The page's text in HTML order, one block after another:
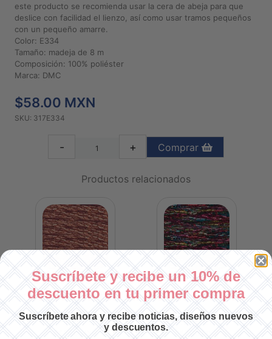
2026
Diseños
Para
este producto se recomienda usar la cera de abeja para que
deslice con facilidad el lienzo, así como usar tramos pequeños
con un pequeño amarre.
Color: E334
Tamaño: madeja de 8 m
Composición: 100% poliéster
Marca: DMC
$58.00 MXN
SKU: 317E334
- + Comprar
Productos relacionados
HILO EFECTOS LUMINOSOS E301
SKU: 317E301
$57.00 MXN
HILO EFECTOS LUMINOSOS E130
SKU: 317E130
$57.00 MXN
Suscríbete y recibe un 10% de
descuento en tu primer compra
Suscríbete ahora y recibe noticias, diseños nuevos
y descuentos.